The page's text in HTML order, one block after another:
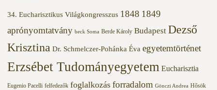
34. Eucharisztikus Világkongresszus 1848 1849
aprónyomtatvány beck Soma Berde Károly Budapest Dezső
Krisztina Dr. Schmelczer-Pohánka Éva egyetemtörténet
Erzsébet Tudományegyetem Eucharisztia
Eugenio Pacelli felfedezők foglalkozás forradalom Gönczi Andrea Hősök